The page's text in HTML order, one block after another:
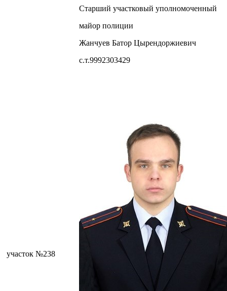
Старший участковый уполномоченный
майор полиции
Жанчуев Батор Цырендоржиевич
с.т.9992303429
участок №238